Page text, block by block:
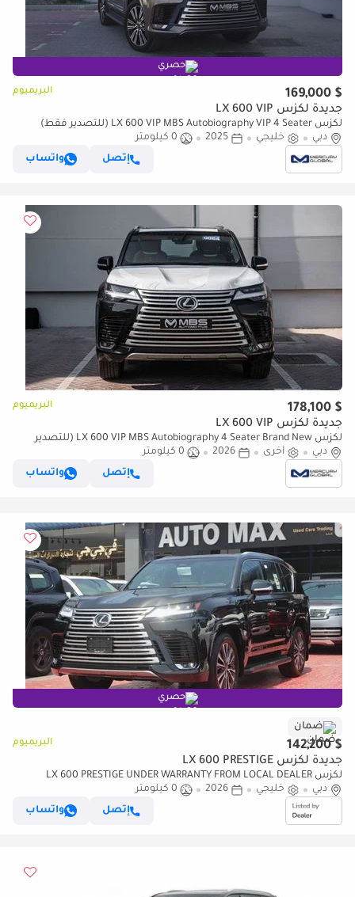
حصري
$ 169,000 البريميوم
جديدة لكزس LX 600 VIP
لكزس LX 600 VIP MBS Autobiography VIP 4 Seater (للتصدير فقط)
دبي
خليجي 2025
0 كيلومتر
إتصل
واتساب
$ 178,100 البريميوم
جديدة لكزس LX 600 VIP
لكزس LX 600 VIP MBS Autobiography 4 Seater Brand New (للتصدير
فقط)
دبي أخرى 2026
0 كيلومتر
إتصل
واتساب
حصري
ضمان
$ 142,200 البريميوم
جديدة لكزس LX 600 PRESTIGE
لكزس LX 600 PRESTIGE UNDER WARRANTY FROM LOCAL DEALER
دبي
خليجي 2026
0 كيلومتر
إتصل
واتساب